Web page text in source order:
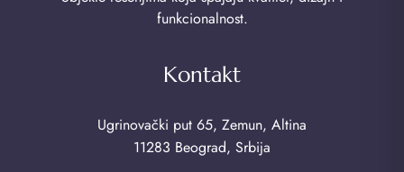
funkcionalnost.
Kontakt
Ugrinovački put 65, Zemun, Altina
11283 Beograd, Srbija